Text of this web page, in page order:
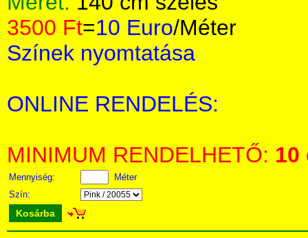
3500 Ft=10 Euro/Méter
Színek nyomtatása
ONLINE RENDELÉS:
MINIMUM RENDELHETŐ: 10
Mennyiség:
Méter
Szín:
Kosárba